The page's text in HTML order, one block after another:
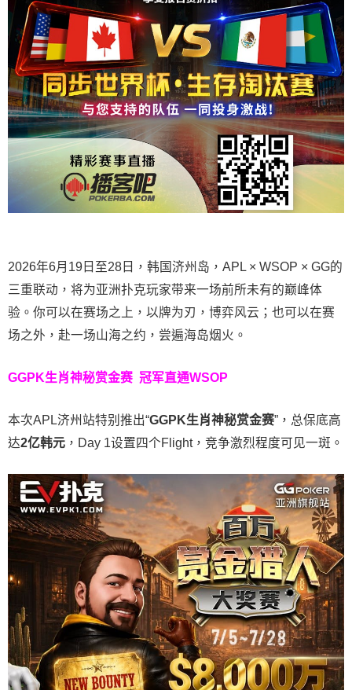
2026年6月19日至28日，韩国济州岛，APL × WSOP × GG的
三重联动，将为亚洲扑克玩家带来一场前所未有的巅峰体
验。 你可以在赛场之上，以牌为刃，博弈风云；也可以在赛
场之外，赴一场山海之约，尝遍海岛烟火。
GGPK生肖神秘赏金赛 冠军直通WSOP
本次APL济州站特别推出“GGPK生肖神秘赏金赛”，总保底高
达2亿韩元 ，Day 1设置四个Flight，竞争激烈程度可见一斑。